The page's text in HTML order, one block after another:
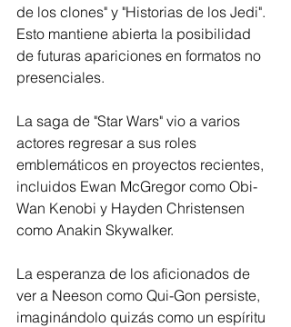
de los clones" y "Historias de los Jedi".
Esto mantiene abierta la posibilidad
de futuras apariciones en formatos no
presenciales.
La saga de "Star Wars" vio a varios
actores regresar a sus roles
emblemáticos en proyectos recientes,
incluidos Ewan McGregor como Obi-
Wan Kenobi y Hayden Christensen
como Anakin Skywalker.
La esperanza de los aficionados de
ver a Neeson como Qui-Gon persiste,
imaginándolo quizás como un espíritu